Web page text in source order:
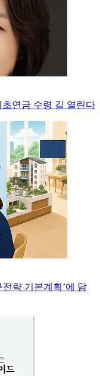
연금 수령 길 열린다
략 기본계획’에 담